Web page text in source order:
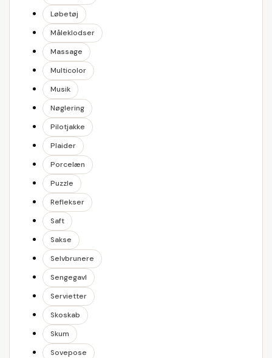
Løbetøj
Måleklodser
Massage
Multicolor
Musik
Nøglering
Pilotjakke
Plaider
Porcelæn
Puzzle
Reflekser
Saft
Sakse
Selvbrunere
Sengegavl
Servietter
Skoskab
Skum
Sovepose